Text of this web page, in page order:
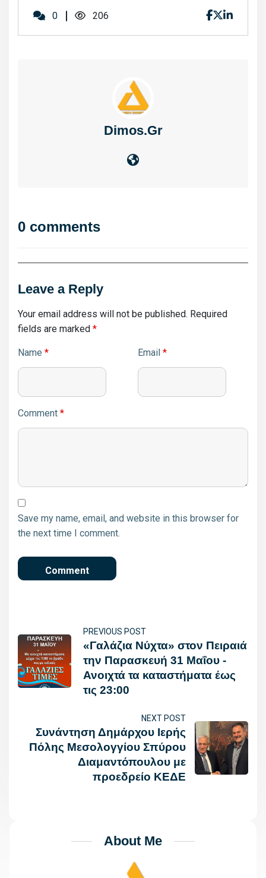
0 206
Dimos.gr
0 comments
Leave a Reply
Your email address will not be published. Required
fields are marked *
Name * Email *
Comment *
Save my name, email, and website in this browser for
the next time I comment.
PREVIOUS POST
«Γαλάζια Νύχτα» στον Πειραιά
την Παρασκευή 31 Μαΐου -
Ανοιχτά τα καταστήματα έως
τις 23:00
NEXT POST
Συνάντηση Δημάρχου Ιερής
Πόλης Μεσολογγίου Σπύρου
Διαμαντόπουλου με
προεδρείο ΚΕΔΕ
About Me